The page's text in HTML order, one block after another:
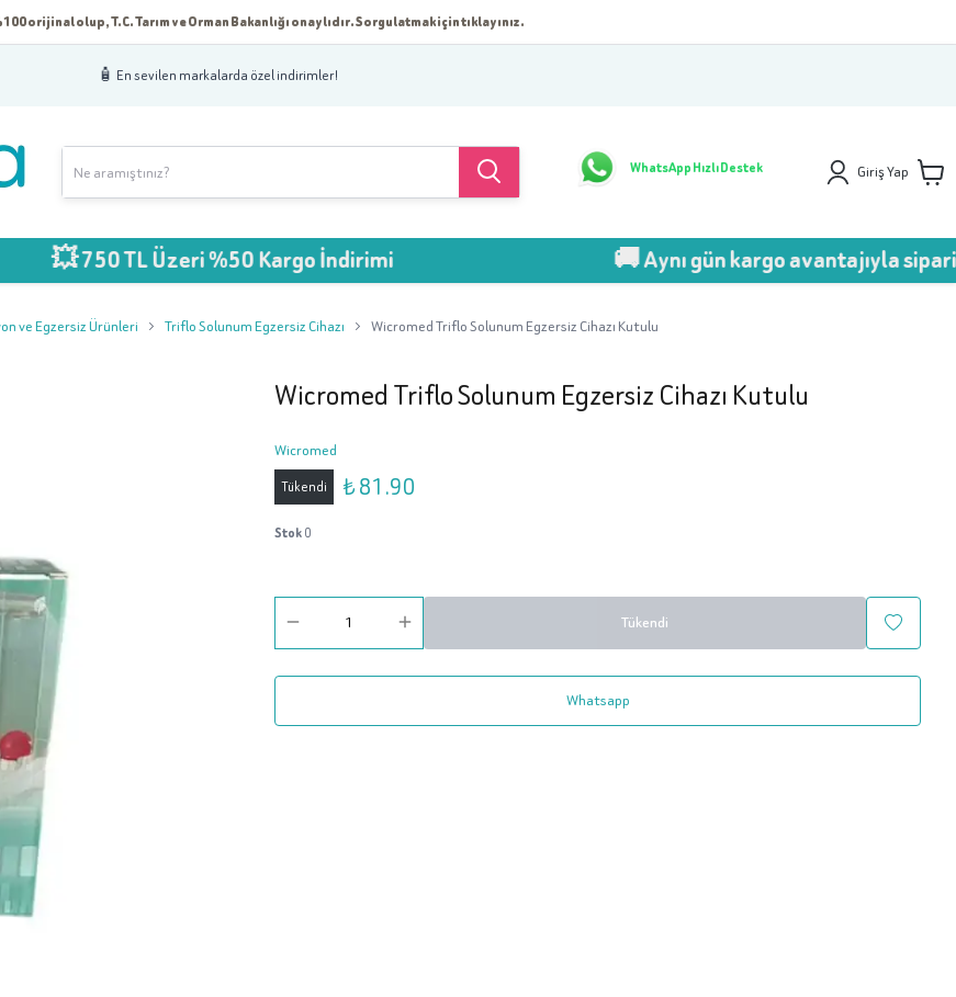
orijinal olup, T.C. Tarım ve Orman Bakanlığı onaylıdır. Sorgulatmak için tıklayınız.
🧴 En sevilen markalarda özel indirimler!
WhatsApp Hızlı Destek Giriş Yap
TL Üzeri %50 Kargo İndirimi 🚚 Aynı gün kargo avantajıyla sipariş ver!
ve Egzersiz Ürünleri Triflo Solunum Egzersiz Cihazı Wicromed Triflo Solunum Egzersiz Cihazı Kutulu
Wicromed Triflo Solunum Egzersiz Cihazı Kutulu
Wicromed
Tükendi ₺ 81.90
Stok0
Tükendi
Whatsapp